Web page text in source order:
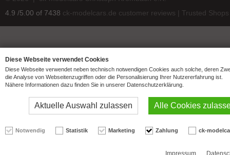
4.9 /5.00 of 7438 ck-modelcars.de customer reviews | Trusted Shops
Diese Webseite verwendet Cookies
Diese Webseite verwendet neben technisch notwendigen Cookies auch solche, deren
die Analyse von Webseitenzugriffen oder die Personalisierung Ihrer Nutzererfahrung ist.
Nähere Informationen dazu finden Sie in unserer Datenschutzerklärung.
Aktuelle Auswahl zulassen Alle Cookies
Notwendig Statistik Marketing Zahlung ck-
Impressum